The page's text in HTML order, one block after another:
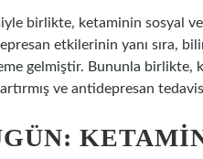
birlikte, ketaminin sosyal
etkilerinin yanı sıra,
gelmiştir. Bununla birlikte,
ve antidepresan